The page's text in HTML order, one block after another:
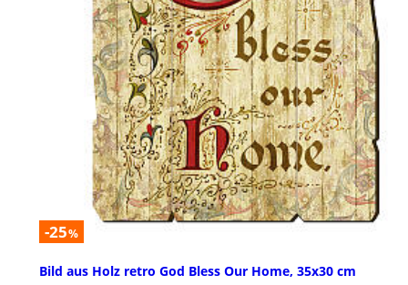
-25%
Bild aus Holz retro God Bless Our Home, 35x30 cm